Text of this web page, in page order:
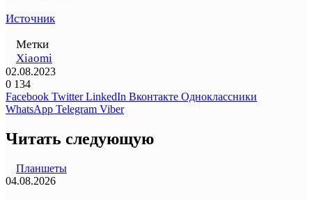
Источник
Метки
Xiaomi
02.08.2023
0 134
Facebook Twitter LinkedIn Вконтакте Одноклассники
WhatsApp Telegram Viber
Читать следующую
Планшеты
04.08.2026